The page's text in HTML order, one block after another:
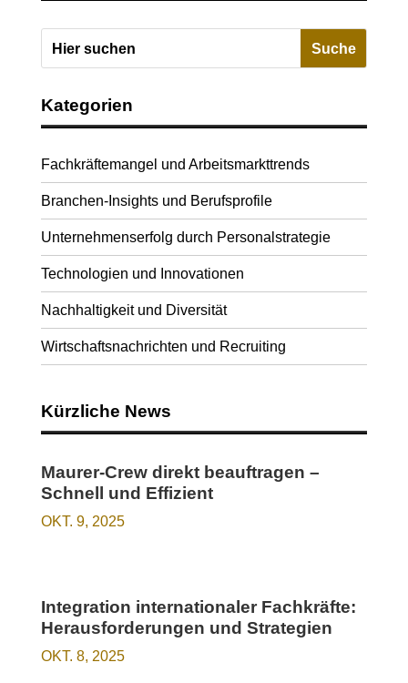
Kategorien
Fachkräftemangel und Arbeitsmarkttrends
Branchen-Insights und Berufsprofile
Unternehmenserfolg durch Personalstrategie
Technologien und Innovationen
Nachhaltigkeit und Diversität
Wirtschaftsnachrichten und Recruiting
Kürzliche News
Maurer-Crew direkt beauftragen –
Schnell und Effizient
OKT. 9, 2025
Integration internationaler Fachkräfte:
Herausforderungen und Strategien
OKT. 8, 2025